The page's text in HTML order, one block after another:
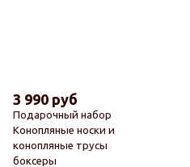
Подарочный набор
Конопляные носки и
конопляные трусы
боксеры
3 990 руб